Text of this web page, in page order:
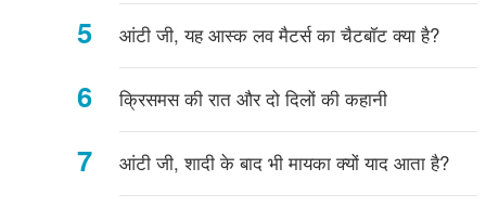
आंटी जी, यह आस्क लव मैटर्स का चैटबॉट क्या है?
क्रिसमस की रात और दो दिलों की कहानी
आंटी जी, शादी के बाद भी मायका क्यों याद आता है?